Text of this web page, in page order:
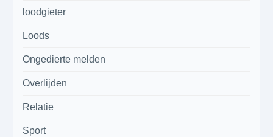
loodgieter
Loods
Ongedierte melden
Overlijden
Relatie
Sport